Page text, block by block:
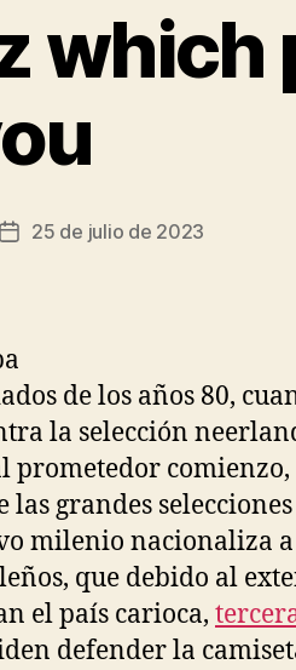
which
Fecha25 de julio de 2023
de los años 80,
la selección
prometedor
las grandes
milenio nacionaliza a
que debido al
el país carioca,
defender la